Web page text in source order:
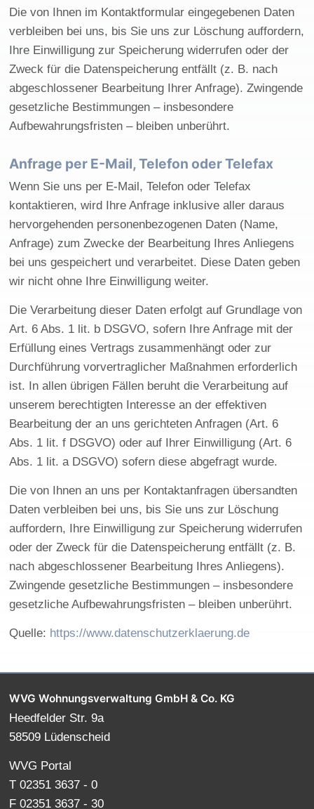
Die von Ihnen im Kontaktformular eingegebenen Daten
verbleiben bei uns, bis Sie uns zur Löschung auffordern,
Ihre Einwilligung zur Speicherung widerrufen oder der
Zweck für die Datenspeicherung entfällt (z. B. nach
abgeschlossener Bearbeitung Ihrer Anfrage). Zwingende
gesetzliche Bestimmungen – insbesondere
Aufbewahrungsfristen – bleiben unberührt.
Anfrage per E-Mail, Telefon oder Telefax
Wenn Sie uns per E-Mail, Telefon oder Telefax
kontaktieren, wird Ihre Anfrage inklusive aller daraus
hervorgehenden personenbezogenen Daten (Name,
Anfrage) zum Zwecke der Bearbeitung Ihres Anliegens
bei uns gespeichert und verarbeitet. Diese Daten geben
wir nicht ohne Ihre Einwilligung weiter.
Die Verarbeitung dieser Daten erfolgt auf Grundlage von
Art. 6 Abs. 1 lit. b DSGVO, sofern Ihre Anfrage mit der
Erfüllung eines Vertrags zusammenhängt oder zur
Durchführung vorvertraglicher Maßnahmen erforderlich
ist. In allen übrigen Fällen beruht die Verarbeitung auf
unserem berechtigten Interesse an der effektiven
Bearbeitung der an uns gerichteten Anfragen (Art. 6
Abs. 1 lit. f DSGVO) oder auf Ihrer Einwilligung (Art. 6
Abs. 1 lit. a DSGVO) sofern diese abgefragt wurde.
Die von Ihnen an uns per Kontaktanfragen übersandten
Daten verbleiben bei uns, bis Sie uns zur Löschung
auffordern, Ihre Einwilligung zur Speicherung widerrufen
oder der Zweck für die Datenspeicherung entfällt (z. B.
nach abgeschlossener Bearbeitung Ihres Anliegens).
Zwingende gesetzliche Bestimmungen – insbesondere
gesetzliche Aufbewahrungsfristen – bleiben unberührt.
Quelle: https://www.datenschutzerklaerung.de
WVG Wohnungsverwaltung GmbH & Co. KG
Heedfelder Str. 9a
58509 Lüdenscheid
WVG Portal
T 02351 3637 - 0
F 02351 3637 - 30